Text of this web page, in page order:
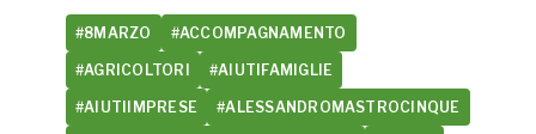
#8MARZO #ACCOMPAGNAMENTO
#AGRICOLTORI #AIUTIFAMIGLIE
#AIUTIIMPRESE #ALESSANDROMASTROCINQUE